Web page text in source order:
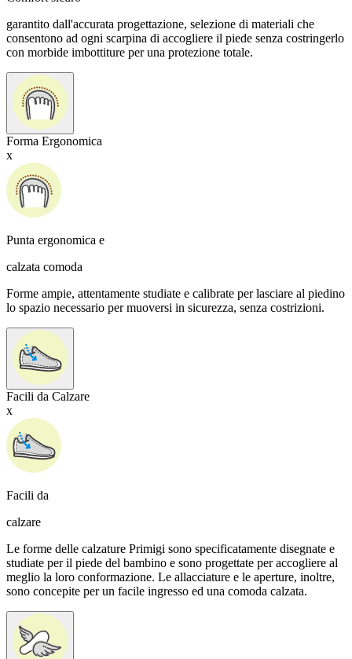
garantito dall'accurata progettazione, selezione di materiali che
consentono ad ogni scarpina di accogliere il piede senza costringerlo
con morbide imbottiture per una protezione totale.
Forma Ergonomica
x
Punta ergonomica e
calzata comoda
Forme ampie, attentamente studiate e calibrate per lasciare al piedino
lo spazio necessario per muoversi in sicurezza, senza costrizioni.
Facili da Calzare
x
Facili da
calzare
Le forme delle calzature Primigi sono specificatamente disegnate e
studiate per il piede del bambino e sono progettate per accogliere al
meglio la loro conformazione. Le allacciature e le aperture, inoltre,
sono concepite per un facile ingresso ed una comoda calzata.